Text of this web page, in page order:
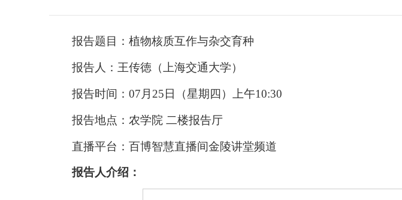
报告题目：植物核质互作与杂交育种
报告人：王传徳（上海交通大学）
报告时间：07月25日（星期四）上午10:30
报告地点：农学院 二楼报告厅
直播平台：百博智慧直播间金陵讲堂频道
报告人介绍：